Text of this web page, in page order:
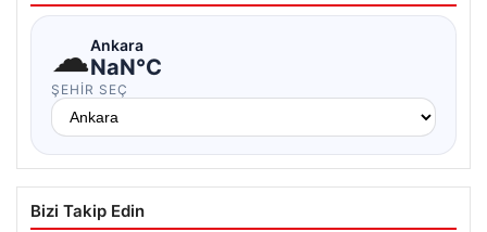
☁Ankara
NaN°C
ŞEHIR SEÇ
Bizi Takip Edin